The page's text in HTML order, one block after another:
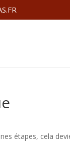
étapes, cela